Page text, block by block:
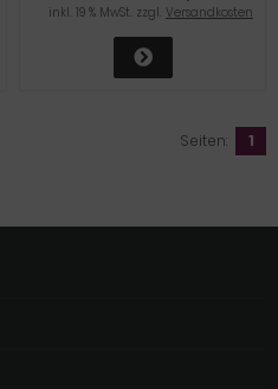
inkl. 19 % MwSt. zzgl. Versandkosten
Seiten: 1